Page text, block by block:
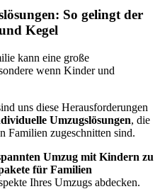
So gelingt der
Kegel
kann eine große
wenn Kinder und
uns diese Herausforderungen
Umzugslösungen, die
Familien zugeschnitten sind.
Umzug mit Kindern zu
für Familien
Ihres Umzugs abdecken.